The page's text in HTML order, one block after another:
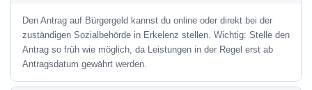
Den Antrag auf Bürgergeld kannst du online oder direkt bei der
zuständigen Sozialbehörde in Erkelenz stellen. Wichtig: Stelle den
Antrag so früh wie möglich, da Leistungen in der Regel erst ab
Antragsdatum gewährt werden.